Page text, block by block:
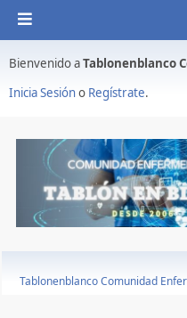
Bienvenido aTablonenblanco
Inicia Sesióno Regístrate.
Tablonenblanco Comunidad